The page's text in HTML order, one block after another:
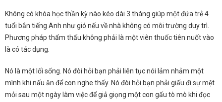
Không có khóa học thần kỳ nào kéo dài 3 tháng giúp một đứa trẻ 4
tuổi bắn tiếng Anh như gió nếu về nhà không có môi trường duy trì.
Phương pháp thẩm thấu không phải là một viên thuốc tiên nuốt vào
là có tác dụng.
Nó là một lối sống. Nó đòi hỏi bạn phải liên tục nói lảm nhảm một
mình khi nấu ăn để con nghe thấy. Nó đòi hỏi bạn phải giấu đi sự mệt
mỏi sau một ngày làm việc để giả giọng một con gấu tò mò khi đọc